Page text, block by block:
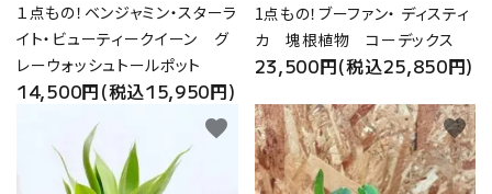
１点もの！ベンジャミン・スターラ
イト・ビューティークイーン グ
レーウォッシュトールポット
14,500円(税込15,950円)
1点もの！ブーファン・ ディスティ
カ 塊根植物 コーデックス
23,500円(税込25,850円)
favorite favorite